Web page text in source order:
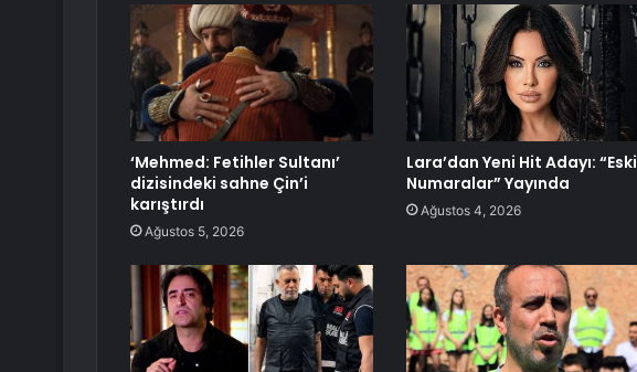
‘Mehmed: Fetihler Sultanı’
dizisindeki sahne Çin’i
karıştırdı
Ağustos 5, 2026
Lara’dan Yeni Hit Adayı: “Eski
Numaralar” Yayında
Ağustos 4, 2026